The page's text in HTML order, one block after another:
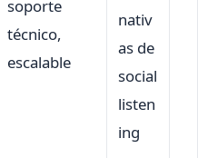
soporte
técnico,
escalable
nativ
as de
social
listen
ing